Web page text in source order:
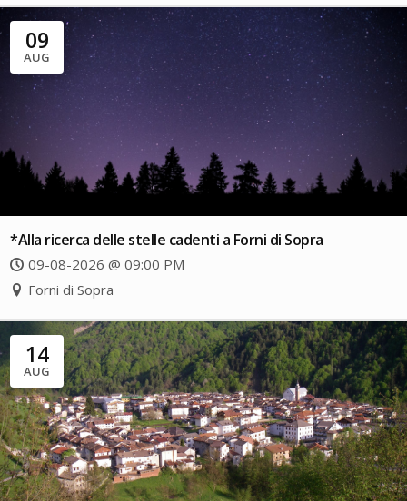
09
AUG
*Alla ricerca delle stelle cadenti a Forni di Sopra
09-08-2026 @ 09:00 PM
Forni di Sopra
14
AUG